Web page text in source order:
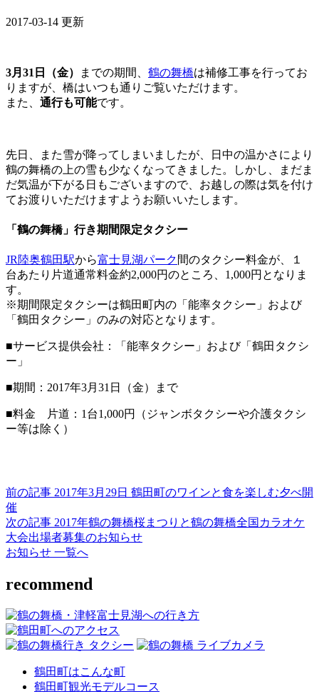
2017-03-14 更新
3月31日（金） までの期間、 鶴の舞橋は補修工事を行ってお
りますが、橋はいつも通りご覧いただけます。
また、 通行も可能です。
先日、また雪が降ってしまいましたが、日中の温かさにより
鶴の舞橋の上の雪も少なくなってきました。しかし、まだま
だ気温が下がる日もございますので、お越しの際は気を付け
てお渡りいただけますようお願いいたします。
「鶴の舞橋」行き期間限定タクシー
JR陸奥鶴田駅から富士見湖パーク 間のタクシー料金が、１
台あたり片道通常料金約2,000円のところ、1,000円となりま
す。
※期間限定タクシーは鶴田町内の「能率タクシー」および
「鶴田タクシー」のみの対応となります。
■サービス提供会社：「能率タクシー」および「鶴田タクシ
ー」
■期間：2017年3月31日（金）まで
■料金 片道：1台1,000円（ジャンボタクシーや介護タクシ
ー等は除く）
前の記事 2017年3月29日 鶴田町のワインと食を楽しむ夕べ開
催
次の記事 2017年鶴の舞橋桜まつりと鶴の舞橋全国カラオケ
大会出場者募集のお知らせ
お知らせ 一覧へ
recommend
鶴田町はこんな町
鶴田町観光モデルコース